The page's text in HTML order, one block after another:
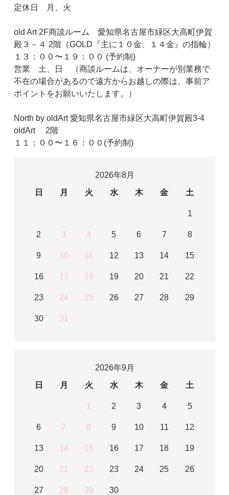
定休日 月、火
old Art 2F商談ルーム 愛知県名古屋市緑区大高町伊賀
殿３－４ 2階（GOLD『主に１０金、１４金』の指輪）
１３：００〜１９：００ (予約制)
営業 土、日 （商談ルームは、オーナーが別業務で
不在の場合があるので遠方からお越しの際は、事前ア
ポイントをお願いいたします。）
North by oldArt 愛知県名古屋市緑区大高町伊賀殿3-4
oldArt 2階
１１：００〜１６：００(予約制)
2026年8月
日
月 火 水 木 金 土
1
2 3 4 5 6 7 8
9 10 11 12 13 14 15
16 17 18 19 20 21 22
23 24 25 26 27 28 29
30 31
2026年9月
日
月 火 水 木 金 土
1 2 3 4 5
6 7 8 9 10 11 12
13 14 15 16 17 18 19
20 21 22 23 24 25 26
27 28 29 30